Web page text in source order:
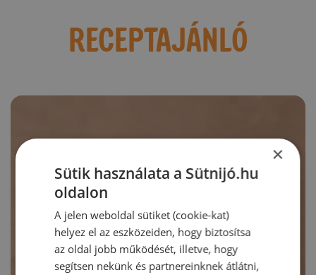
RECEPTAJÁNLÓ
×
Sütik használata a Sütnijó.hu
oldalon
A jelen weboldal sütiket (cookie-kat)
helyez el az eszközeiden, hogy biztosítsa
az oldal jobb működését, illetve, hogy
segítsen nekünk és partnereinknek átlátni,